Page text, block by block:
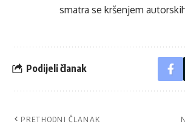
smatra se kršenjem
Podijeli članak
PRETHODNI ČLANAK